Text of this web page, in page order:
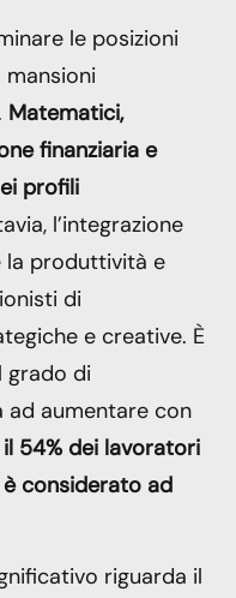
le posizioni
Matematici,
finanziaria e
profili
l’integrazione
la produttività e
di
e creative. È
grado di
ad aumentare con
il 54% dei lavoratori
è considerato ad
riguarda il